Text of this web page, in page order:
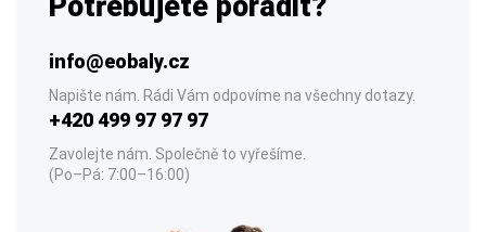
Potřebujete poradit?
info@eobaly.cz
Napište nám. Rádi Vám odpovíme na všechny dotazy.
+420 499 97 97 97
Zavolejte nám. Společně to vyřešíme.
(Po–Pá: 7:00–16:00)